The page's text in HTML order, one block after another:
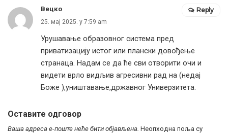
Вецко
25. мај 2025. у 7:59 am
Урушавање образовног система пред
приватизацију истог или плански довођење
странаца. Надам се да ће сви отворити очи и
видети врло видљив агресивни рад на (недај
Боже ),уништавање,државног Универзитета.
Reply
Оставите одговор
Ваша адреса е-поште неће бити објављена. Неопходна поља су